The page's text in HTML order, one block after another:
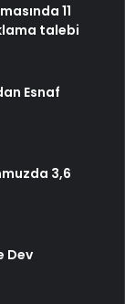
11
talebi
Esnaf
3,6
Dev